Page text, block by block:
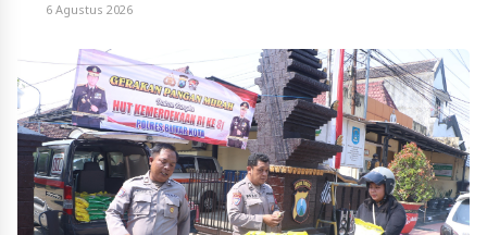
6 Agustus 2026